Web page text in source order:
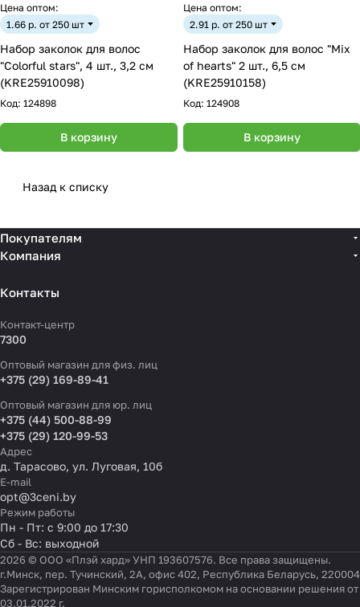
Цена оптом:
1.66 р. от 250 шт
Набор заколок для волос
"Colorful stars", 4 шт., 3,2 см
(KRE25910098)
Код: 124898
В корзину
Цена оптом:
2.91 р. от 250 шт
Набор заколок для волос "Mix
of hearts" 2 шт., 6,5 см
(KRE25910158)
Код: 124908
В корзину
Назад к списку
Покупателям
Компания
Контакты
Контакт-центр
7300
Оптовый магазин для физ. лиц
+375 (29) 169-89-41
Оптовый магазин для юр. лиц
+375 (44) 500-88-99
+375 (29) 120-99-53
Адрес
д. Тарасово, ул. Луговая, 10б
E-mail
opt@3ceni.by
Режим работы
Пн - Пт: с 9:00 до 17:30
Сб - Вс: выходной
2026 © ООО «Плэй хард» УНП 193607576. Все права защищены.
г.Минск, пер. Тучинский, 2А, офис 402, Республика Беларусь, 220004
Зарегистрирован Минским горисполкомом на основании решения от
03.01.2022 г.